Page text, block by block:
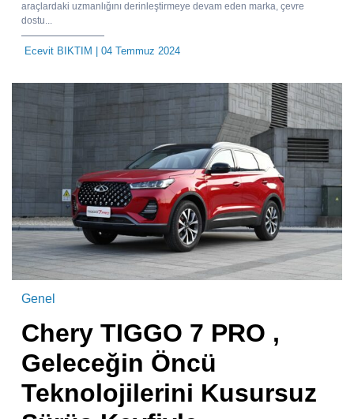
araçlardaki uzmanlığını derinleştirmeye devam eden marka, çevre
dostu...
Ecevit BIKTIM | 04 Temmuz 2024
Genel
Chery TIGGO 7 PRO ,
Geleceğin Öncü
Teknolojilerini Kusursuz